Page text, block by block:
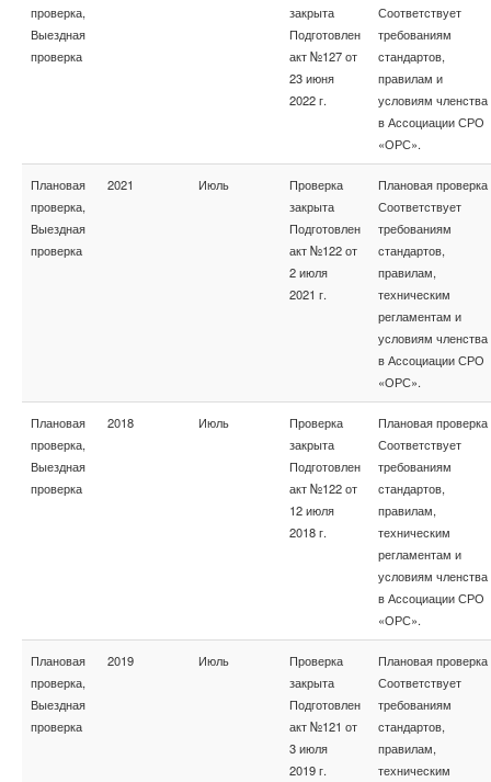
проверка,
Выездная
проверка
закрыта
Подготовлен
акт №127 от
23 июня
2022 г.
Соответствует
требованиям
стандартов,
правилам и
условиям членства
в Ассоциации СРО
«ОРС».
Плановая
проверка,
Выездная
проверка
2021 Июль
Проверка
закрыта
Подготовлен
акт №122 от
2 июля
2021 г.
Плановая проверка
Соответствует
требованиям
стандартов,
правилам,
техническим
регламентам и
условиям членства
в Ассоциации СРО
«ОРС».
Плановая
проверка,
Выездная
проверка
2018 Июль
Проверка
закрыта
Подготовлен
акт №122 от
12 июля
2018 г.
Плановая проверка
Соответствует
требованиям
стандартов,
правилам,
техническим
регламентам и
условиям членства
в Ассоциации СРО
«ОРС».
Плановая
проверка,
Выездная
проверка
2019 Июль
Проверка
закрыта
Подготовлен
акт №121 от
3 июля
2019 г.
Плановая проверка
Соответствует
требованиям
стандартов,
правилам,
техническим